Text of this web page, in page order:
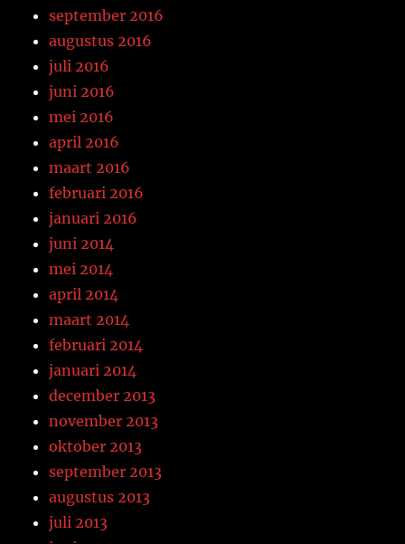
september 2016
augustus 2016
juli 2016
juni 2016
mei 2016
april 2016
maart 2016
februari 2016
januari 2016
juni 2014
mei 2014
april 2014
maart 2014
februari 2014
januari 2014
december 2013
november 2013
oktober 2013
september 2013
augustus 2013
juli 2013